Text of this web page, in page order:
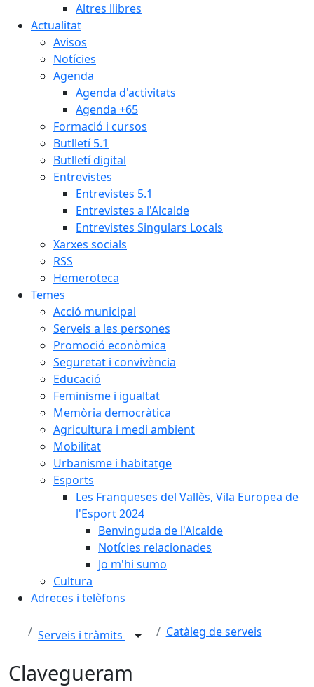
Altres llibres
Actualitat
Avisos
Notícies
Agenda
Agenda d'activitats
Agenda +65
Formació i cursos
Butlletí 5.1
Butlletí digital
Entrevistes
Entrevistes 5.1
Entrevistes a l'Alcalde
Entrevistes Singulars Locals
Xarxes socials
RSS
Hemeroteca
Temes
Acció municipal
Serveis a les persones
Promoció econòmica
Seguretat i convivència
Educació
Feminisme i igualtat
Memòria democràtica
Agricultura i medi ambient
Mobilitat
Urbanisme i habitatge
Esports
Les Franqueses del Vallès, Vila Europea de
l'Esport 2024
Benvinguda de l'Alcalde
Notícies relacionades
Jo m'hi sumo
Cultura
Adreces i telèfons
Serveis i tràmits Catàleg de serveis
Clavegueram